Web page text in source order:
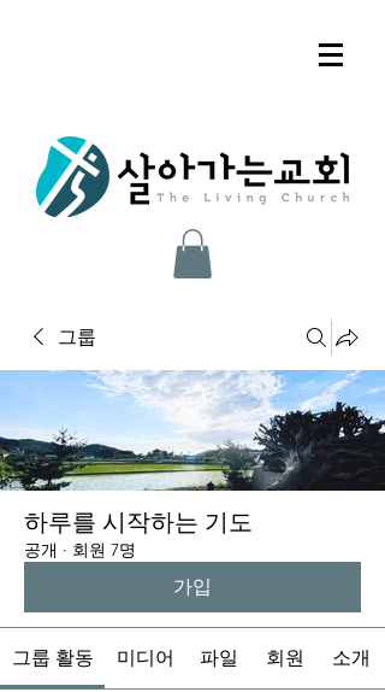
그룹
하루를 시작하는 기도
공개 · 회원 7명
가입
그룹 활동 미디어 파일 회원 소개